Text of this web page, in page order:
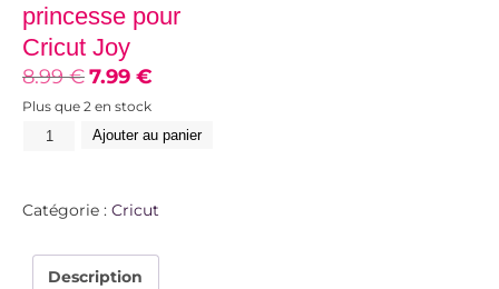
princesse pour
Cricut Joy
8.99€7.99 €
Plus que 2 en stock
Ajouter au panier
Catégorie : Cricut
Description